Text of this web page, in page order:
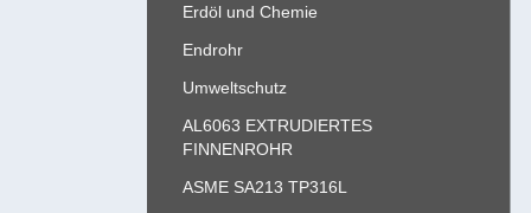
Erdöl und Chemie
Endrohr
Umweltschutz
AL6063 EXTRUDIERTES
FINNENROHR
ASME SA213 TP316L